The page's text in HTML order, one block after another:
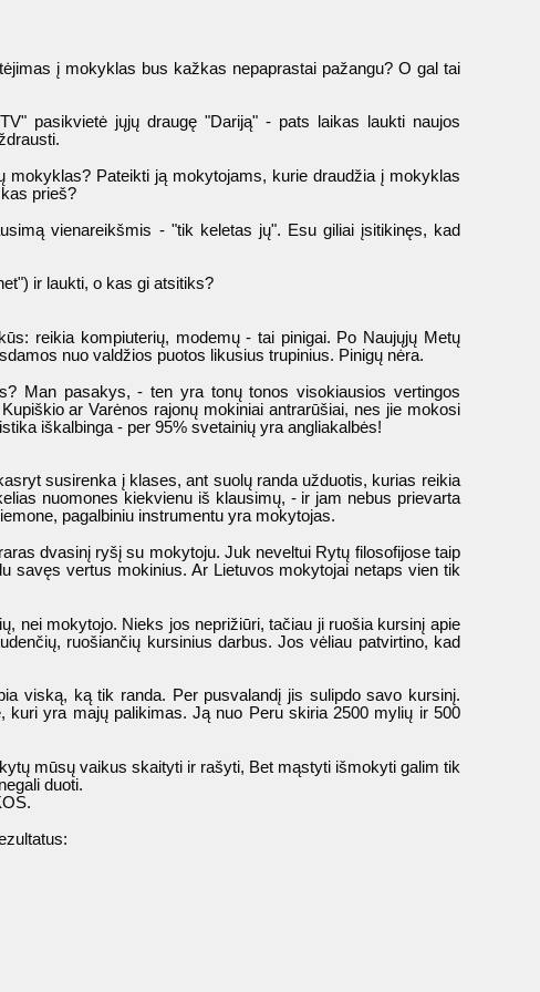
į mokyklas bus kažkas nepaprastai pažangu? O gal tai
pasikvietė jųjų draugę "Dariją" - pats laikas laukti naujos
mokyklas? Pateikti ją mokytojams, kurie draudžia į mokyklas
prieš?
vienareikšmis - "tik keletas jų". Esu giliai įsitikinęs, kad
ir laukti, o kas gi atsitiks?
reikia kompiuterių, modemų - tai pinigai. Po Naujųjų Metų
nuo valdžios puotos likusius trupinius. Pinigų nėra.
Man pasakys, - ten yra tonų tonos visokiausios vertingos
ar Varėnos rajonų mokiniai antrarūšiai, nes jie mokosi
iškalbinga - per 95% svetainių yra angliakalbės!
susirenka į klases, ant suolų randa užduotis, kurias reikia
nuomones kiekvienu iš klausimų, - ir jam nebus prievarta
pagalbiniu instrumentu yra mokytojas.
dvasinį ryšį su mokytoju. Juk neveltui Rytų filosofijose taip
savęs vertus mokinius. Ar Lietuvos mokytojai netaps vien tik
nei mokytojo. Nieks jos neprižiūri, tačiau ji ruošia kursinį apie
ruošiančių kursinius darbus. Jos vėliau patvirtino, kad
viską, ką tik randa. Per pusvalandį jis sulipdo savo kursinį.
kuri yra majų palikimas. Ją nuo Peru skiria 2500 mylių ir 500
mūsų vaikus skaityti ir rašyti, Bet mąstyti išmokyti galim tik
duoti.